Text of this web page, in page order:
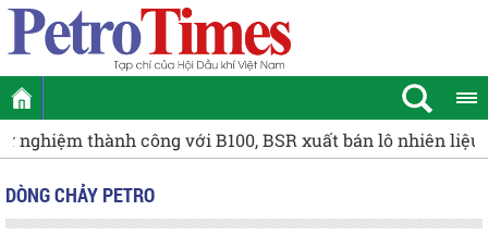
Cụm Khí - Điện - Đạm Cà Mau giữ vai trò chủ lực trong
DÒNG CHẢY PETRO